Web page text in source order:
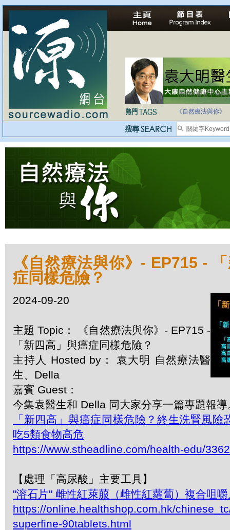
法治社會並不等同
自家教育合法化-
《自然療法與你》
《自然療法與你》- EP715 -
症同樣危險？
2024-09-20
主題 Topic： 《自然療法與你》- EP715 -
「新四高」與癌症同樣危險？
主持人 Hosted by： 袁大明 自然療法醫
生、Della
嘉賓 Guest：
今集袁醫生和 Della 同大家分享一篇專題報導
「新四高」與癌症同樣危險？終生洗腎風險
吃5類食物高危
https://www.stheadline.com/health-edu/
【處理「高尿酸」主要工具】
"溶石片" 雌性紅萊菔（雌性紅蘿蔔）複合咀
https://online.healthshop.com.hk/
superfine-90tablets.html